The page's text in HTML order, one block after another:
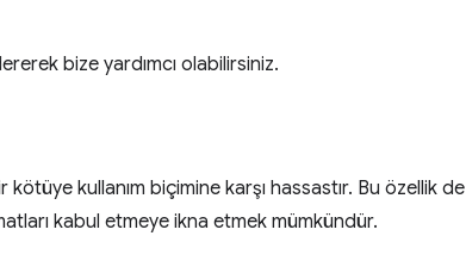
bize yardımcı olabilirsiniz.
kullanım biçimine karşı hassastır. Bu özellik de
kabul etmeye ikna etmek mümkündür.